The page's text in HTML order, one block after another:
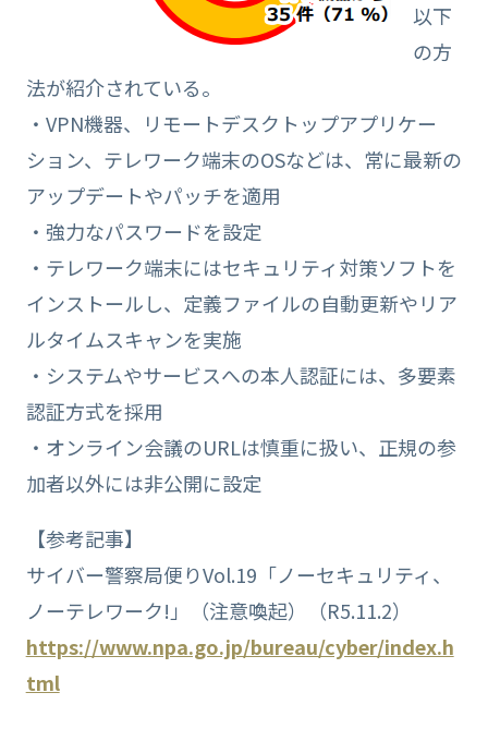
以下
の方
法が紹介されている。
・VPN機器、リモートデスクトップアプリケー
ション、テレワーク端末のOSなどは、常に最新の
アップデートやパッチを適用
・強力なパスワードを設定
・テレワーク端末にはセキュリティ対策ソフトを
インストールし、定義ファイルの自動更新やリア
ルタイムスキャンを実施
・システムやサービスへの本人認証には、多要素
認証方式を採用
・オンライン会議のURLは慎重に扱い、正規の参
加者以外には非公開に設定
【参考記事】
サイバー警察局便りVol.19「ノーセキュリティ、
ノーテレワーク!」（注意喚起）（R5.11.2）
https://www.npa.go.jp/bureau/cyber/index.h
tml